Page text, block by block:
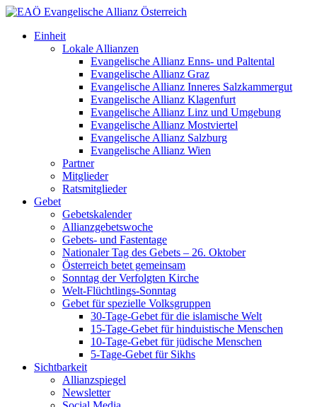
Einheit
Lokale Allianzen
Evangelische Allianz Enns- und Paltental
Evangelische Allianz Graz
Evangelische Allianz Inneres Salzkammergut
Evangelische Allianz Klagenfurt
Evangelische Allianz Linz und Umgebung
Evangelische Allianz Mostviertel
Evangelische Allianz Salzburg
Evangelische Allianz Wien
Partner
Mitglieder
Ratsmitglieder
Gebet
Gebetskalender
Allianzgebetswoche
Gebets- und Fastentage
Nationaler Tag des Gebets – 26. Oktober
Österreich betet gemeinsam
Sonntag der Verfolgten Kirche
Welt-Flüchtlings-Sonntag
Gebet für spezielle Volksgruppen
30-Tage-Gebet für die islamische Welt
15-Tage-Gebet für hinduistische Menschen
10-Tage-Gebet für jüdische Menschen
5-Tage-Gebet für Sikhs
Sichtbarkeit
Allianzspiegel
Newsletter